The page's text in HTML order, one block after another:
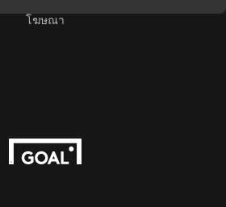
โฆษณา